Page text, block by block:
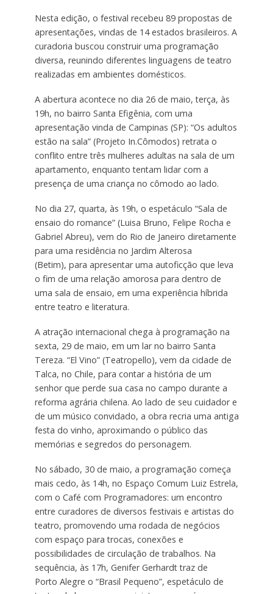
Nesta edição, o festival recebeu 89 propostas de
apresentações, vindas de 14 estados brasileiros. A
curadoria buscou construir uma programação
diversa, reunindo diferentes linguagens de teatro
realizadas em ambientes domésticos.
A abertura acontece no dia 26 de maio, terça, às
19h, no bairro Santa Efigênia, com uma
apresentação vinda de Campinas (SP): “Os adultos
estão na sala” (Projeto In.Cômodos) retrata o
conflito entre três mulheres adultas na sala de um
apartamento, enquanto tentam lidar com a
presença de uma criança no cômodo ao lado.
No dia 27, quarta, às 19h, o espetáculo “Sala de
ensaio do romance” (Luisa Bruno, Felipe Rocha e
Gabriel Abreu), vem do Rio de Janeiro diretamente
para uma residência no Jardim Alterosa
(Betim), para apresentar uma autoficção que leva
o fim de uma relação amorosa para dentro de
uma sala de ensaio, em uma experiência híbrida
entre teatro e literatura.
A atração internacional chega à programação na
sexta, 29 de maio, em um lar no bairro Santa
Tereza. “El Vino” (Teatropello), vem da cidade de
Talca, no Chile, para contar a história de um
senhor que perde sua casa no campo durante a
reforma agrária chilena. Ao lado de seu cuidador e
de um músico convidado, a obra recria uma antiga
festa do vinho, aproximando o público das
memórias e segredos do personagem.
No sábado, 30 de maio, a programação começa
mais cedo, às 14h, no Espaço Comum Luiz Estrela,
com o Café com Programadores: um encontro
entre curadores de diversos festivais e artistas do
teatro, promovendo uma rodada de negócios
com espaço para trocas, conexões e
possibilidades de circulação de trabalhos. Na
sequência, às 17h, Genifer Gerhardt traz de
Porto Alegre o “Brasil Pequeno”, espetáculo de